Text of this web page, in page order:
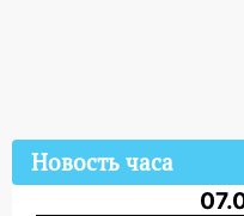
Новость часа